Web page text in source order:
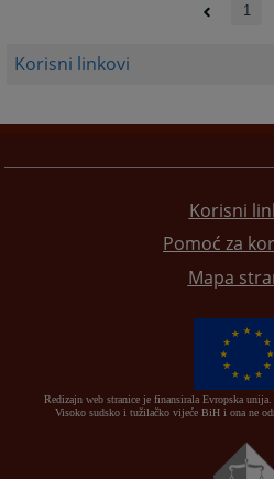
Korisni linkovi
1
Korisni
Pomoć za
Mapa
Redizajn web stranice je finansirala Evropska
Visoko sudsko i tužilačko vijeće BiH i ona ne